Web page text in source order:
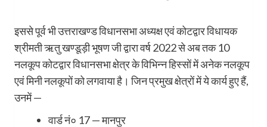
इससे पूर्व भी उत्तराखण्ड विधानसभा अध्यक्ष एवं कोटद्वार विधायक
श्रीमती ऋतु खण्डूड़ी भूषण जी द्वारा वर्ष 2022 से अब तक 10
नलकूप कोटद्वार विधानसभा क्षेत्र के विभिन्न हिस्सों में अनेक नलकूप
एवं मिनी नलकूपों को लगवाया है। जिन प्रमुख क्षेत्रों में ये कार्य हुए हैं,
उनमें —
वार्ड नं० 17 — मानपुर